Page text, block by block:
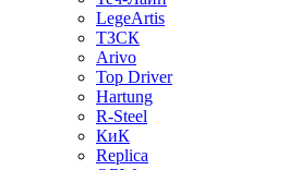
LegeArtis
ТЗСК
Arivo
Top Driver
Hartung
R-Steel
КиК
Replica